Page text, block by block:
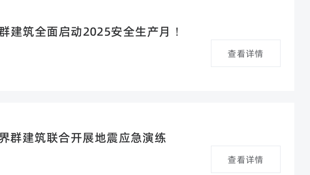
建筑全面启动2025安全生产月！
查看详情
群建筑联合开展地震应急演练
查看详情